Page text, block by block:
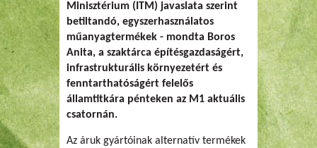
Minisztérium (ITM) javaslata szerint
betiltandó, egyszerhasználatos
műanyagtermékek - mondta Boros
Anita, a szaktárca építésgazdaságért,
infrastrukturális környezetért és
fenntarthatóságért felelős
államtitkára pénteken az M1 aktuális
csatornán.
Az áruk gyártóinak alternatív termékek